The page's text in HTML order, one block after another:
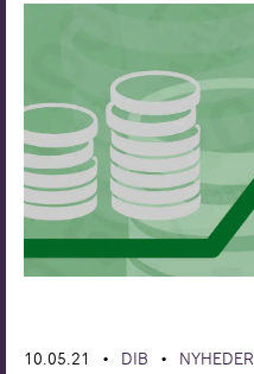
Digitalisering
International økonomi
Arbejdsmiljø
Arbejdsmarkedet
Europapolitik
10.05.21 • DIB • NYHEDER